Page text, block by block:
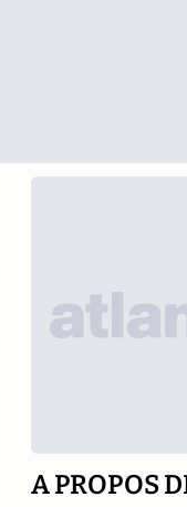
A PROPOS